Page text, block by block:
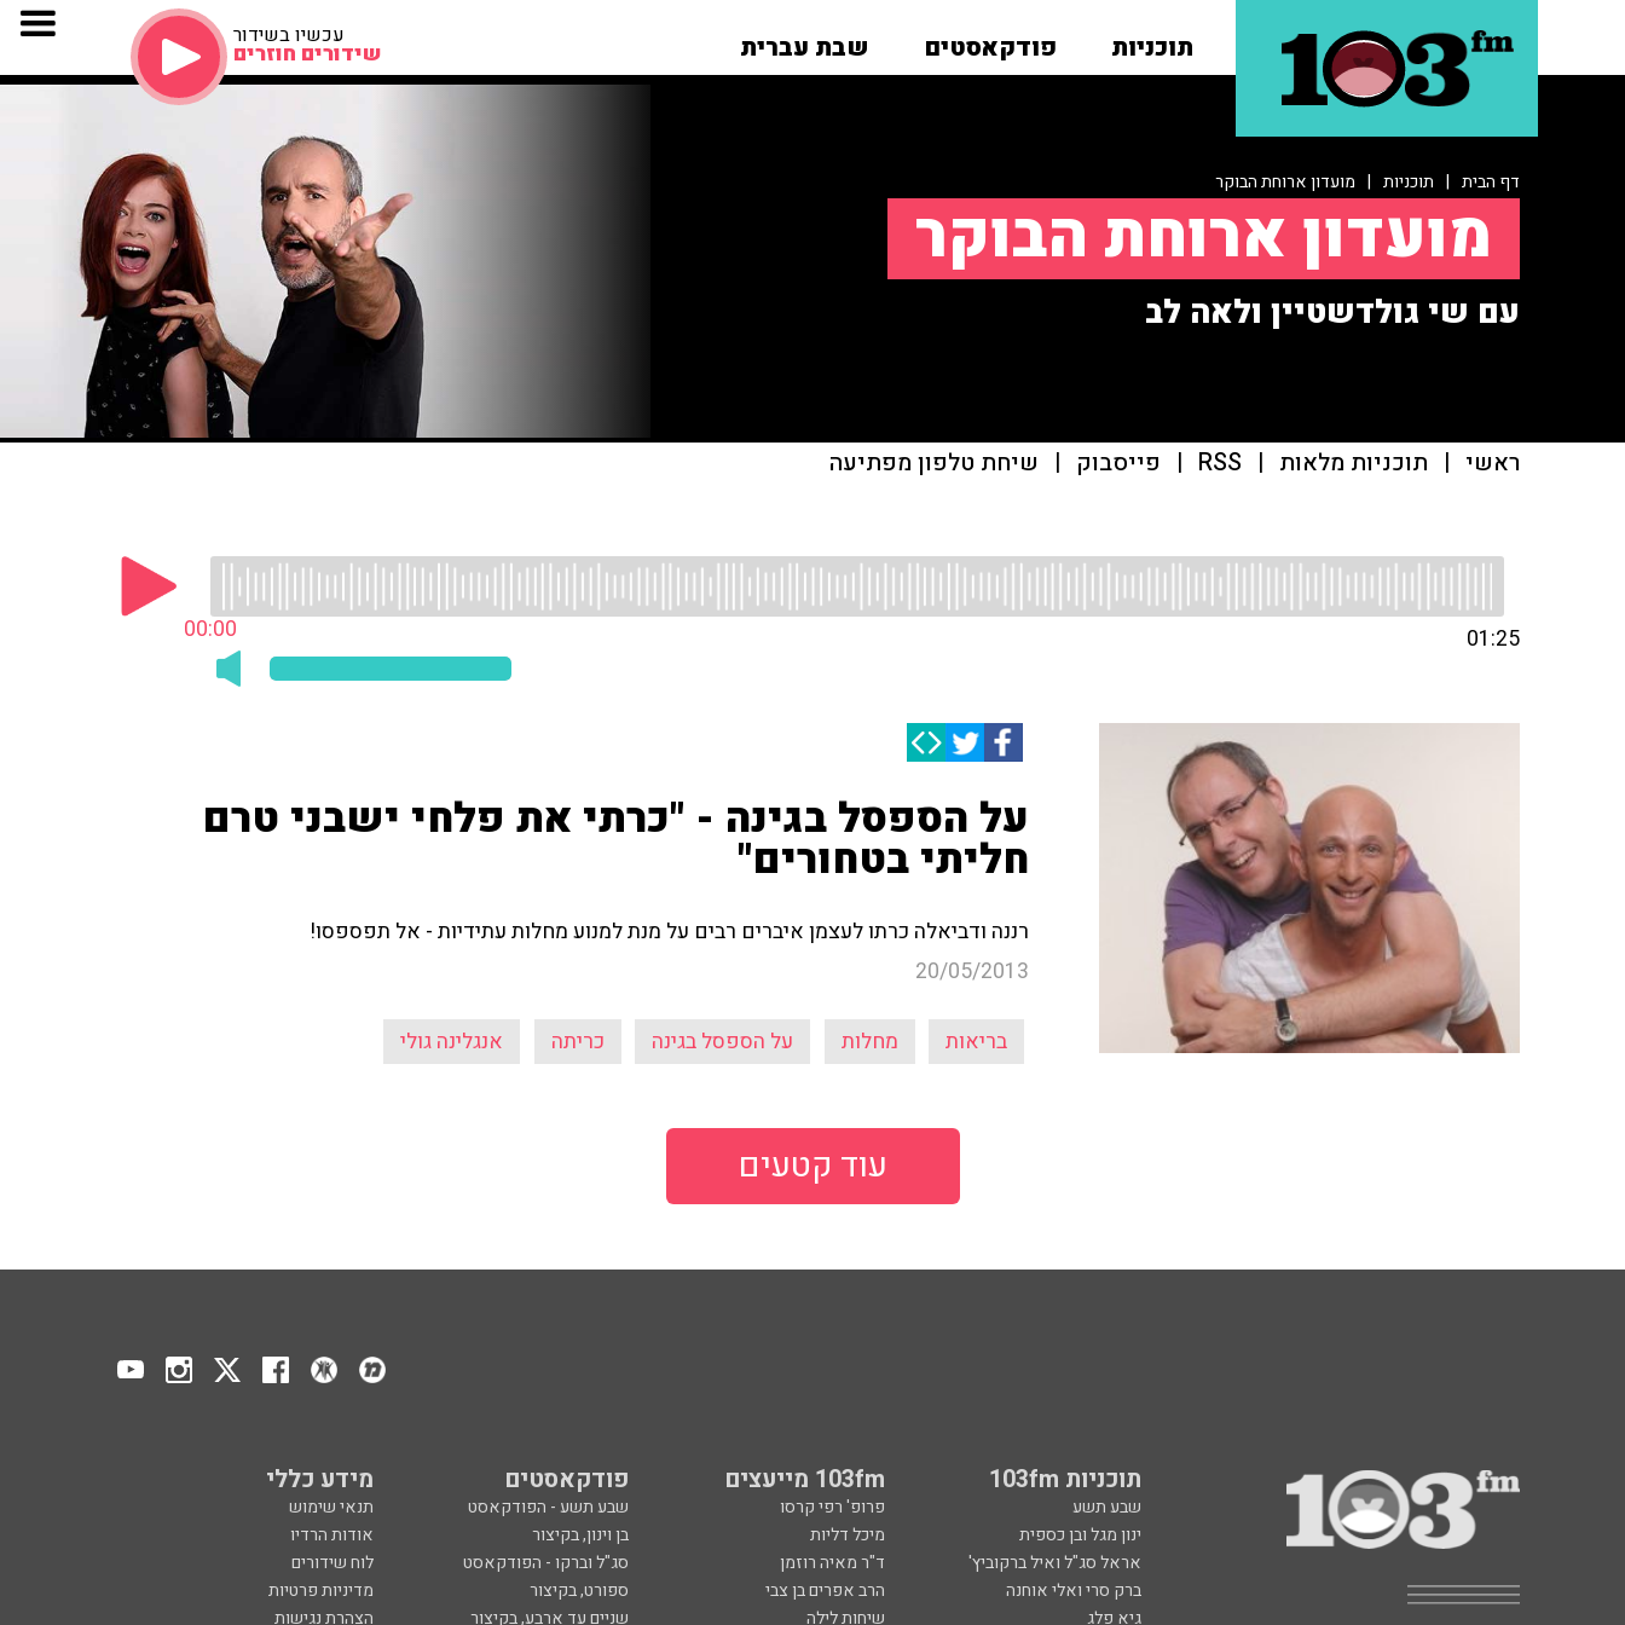
תוכניות פודקאסטים שבת עברית עכשיו בשידור
שידורים חוזרים
דף הבית | תוכניות | מועדון ארוחת הבוקר
מועדון ארוחת הבוקר
עם שי גולדשטיין ולאה לב
ראשי | תוכניות מלאות |
RSS
| פייסבוק | שיחת טלפון מפתיעה
00:00 01:25
על הספסל בגינה - "כרתי את פלחי ישבני טרם
חליתי בטחורים"
רננה ודביאלה כרתו לעצמן איברים רבים על מנת למנוע מחלות עתידיות - אל תפספסו!
20/05/2013
בריאות מחלות על הספסל בגינה כריתה אנגלינה גולי
עוד קטעים
תוכניות 103fm 103fm מייעצים פודקאסטים מידע כללי
שבע תשע פרופ' רפי קרסו שבע תשע - הפודקאסט
תנאי שימוש
ינון מגל ובן כספית
מיכל דליות בן וינון, בקיצור
אודות הרדיו
אראל סג"ל ואיל ברקוביץ'
ד"ר מאיה רוזמן סג"ל וברקו - הפודקאסט
לוח שידורים
ברק סרי ואלי אוחנה
הרב אפרים בן צבי ספורט, בקיצור
מדיניות פרטיות
גיא פלג
שיחות לילה שניים עד ארבע, בקיצור הצהרת נגישות